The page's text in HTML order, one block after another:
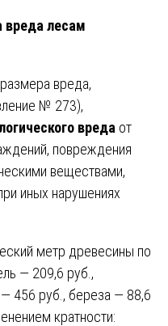
вреда лесам
вреда,
№ 273),
вреда от
повреждения
веществами,
иных нарушениях
метр древесины по
— 209,6 руб.,
456 руб., береза — 88,6
кратности: